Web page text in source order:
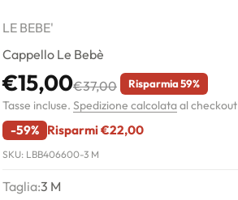
LE BEBE'
Cappello Le Bebè
Prezzo scontato
€15,00Prezzo
€37,00 Risparmia 59%
Tasse incluse. Spedizione calcolataal checkout
-59% Risparmi €22,00
SKU: LBB406600-3 M
Taglia:3 M